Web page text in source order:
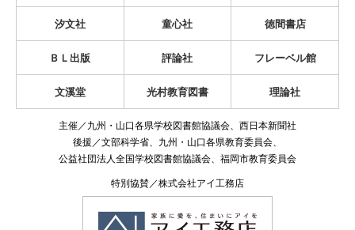
汐文社 童心社 徳間書店
ＢＬ出版 評論社 フレーベル館
文溪堂 光村教育図書 理論社
主催／九州・山口各県学校図書館協議会、西日本新聞社
後援／文部科学省、九州・山口各県教育委員会、
公益社団法人全国学校図書館協議会、福岡市教育委員会
特別協賛／株式会社アイ工務店